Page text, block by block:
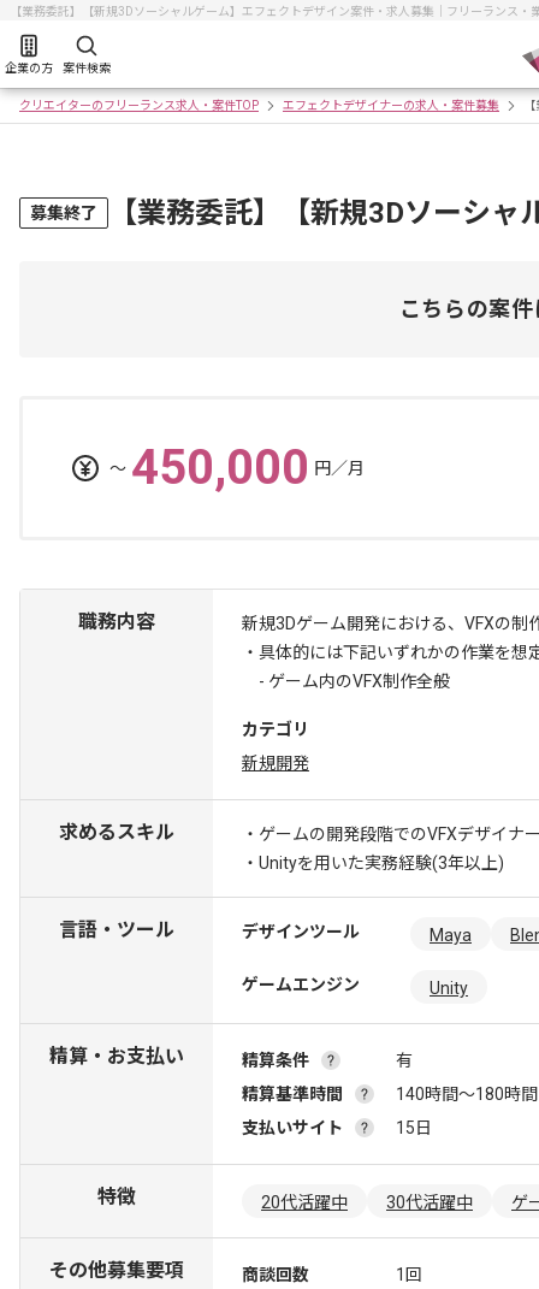
【業務委託】【新規3Dソーシャルゲーム】エフェクトデザイン案件・求人募集｜フリーランス・
企業の方 案件検索
クリエイターのフリーランス求人・案件TOP エフェクトデザイナーの求人・案件募集
募集終了 【業務委託】【新規3Dソーシ
こちらの案
〜 450,000 円／月
職務内容
新規3Dゲーム開発における、VFXの制
・具体的には下記いずれかの作業を想
- ゲーム内のVFX制作全般
カテゴリ
新規開発
求めるスキル
・ゲームの開発段階でのVFXデザイナ
・Unityを用いた実務経験(3年以上)
言語・ツール デザインツール Maya
ゲームエンジン Unity
精算・お支払い 精算条件
有
精算基準時間
140時間〜180時間
支払いサイト
15日
特徴 20代活躍中 30代活躍中 ゲ
その他募集要項 商談回数
1回